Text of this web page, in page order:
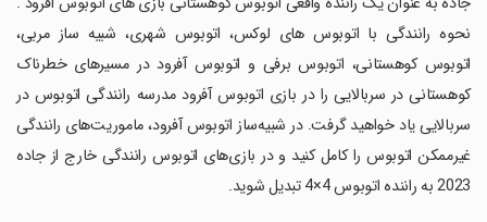
نحوه رانندگی با اتوبوس های لوکس، اتوبوس شهری، شبیه ساز مربی،
اتوبوس کوهستانی، اتوبوس برفی و اتوبوس آفرود در مسیرهای خطرناک
کوهستانی در سربالایی را در بازی اتوبوس آفرود مدرسه رانندگی اتوبوس در
سربالایی یاد خواهید گرفت. در شبیه‌ساز اتوبوس آفرود، ماموریت‌های رانندگی
غیرممکن اتوبوس را کامل کنید و در بازی‌های اتوبوس رانندگی خارج از جاده
2023 به راننده اتوبوس 4×4 تبدیل شوید.